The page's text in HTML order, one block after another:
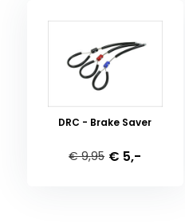
DRC - Brake Saver
€ 9,95 € 5,-